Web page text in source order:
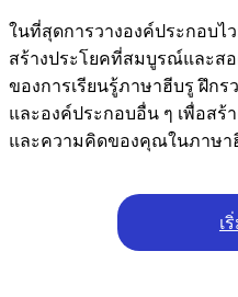
ในที่สุดการวางองค์ประกอบไ
สร้างประโยคที่สมบูรณ์และส
ของการเรียนรู้ภาษาฮีบรู ฝึก
และองค์ประกอบอื่น ๆ เพื่อส
และความคิดของคุณในภาษา
เ